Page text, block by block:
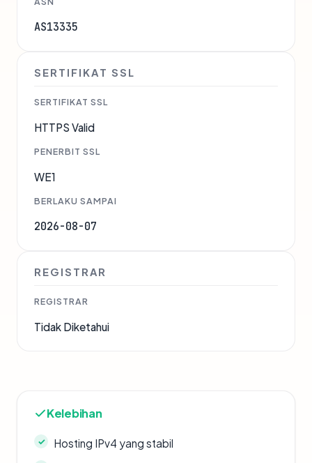
AS13335
SERTIFIKAT SSL
SERTIFIKAT SSL
HTTPS Valid
PENERBIT SSL
WE1
BERLAKU SAMPAI
2026-08-07
REGISTRAR
REGISTRAR
Tidak Diketahui
Kelebihan
Hosting IPv4 yang stabil